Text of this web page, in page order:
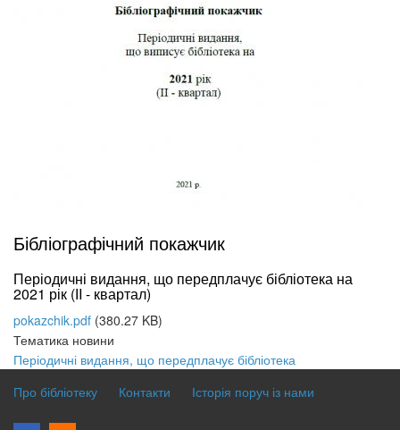
Бібліографічний покажчик
Періодичні видання, що передплачує бібліотека на
2021 рік (ІI - квартал)
pokazchik.pdf (380.27 KB)
Тематика новини
Періодичні видання, що передплачує бібліотека
Про бібліотеку
Контакти Історія поруч із нами